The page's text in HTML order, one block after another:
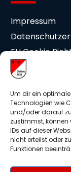
Um dir ein
Technologien wie
und/oder darauf
zustimmst, können
IDs auf dieser
nicht erteilst oder
Funktionen
Impressum
EU Cookie
Cookie-
Mitglieder Info